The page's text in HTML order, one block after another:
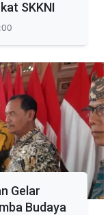
SKKNI
Gelar
Budaya